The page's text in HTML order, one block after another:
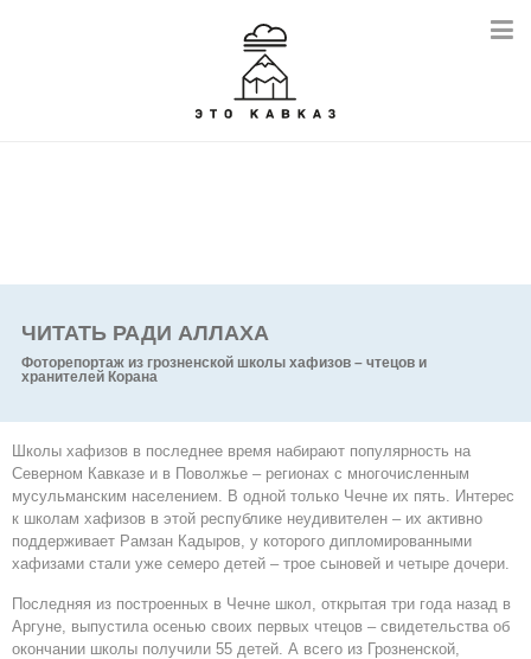
ЧИТАТЬ РАДИ АЛЛАХА
Фоторепортаж из грозненской школы хафизов – чтецов и
хранителей Корана
Школы хафизов в последнее время набирают популярность на
Северном Кавказе и в Поволжье – регионах с многочисленным
мусульманским населением. В одной только Чечне их пять. Интерес
к школам хафизов в этой республике неудивителен – их активно
поддерживает Рамзан Кадыров, у которого дипломированными
хафизами стали уже семеро детей – трое сыновей и четыре дочери.
Последняя из построенных в Чечне школ, открытая три года назад в
Аргуне, выпустила осенью своих первых чтецов – свидетельства об
окончании школы получили 55 детей. А всего из Грозненской,